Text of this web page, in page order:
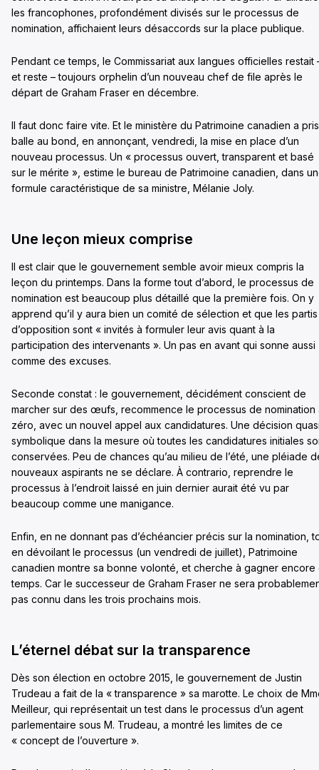
les francophones, profondément divisés sur le processus de
nomination, affichaient leurs désaccords sur la place publique.
Pendant ce temps, le Commissariat aux langues officielles restait
et reste – toujours orphelin d’un nouveau chef de file après le
départ de Graham Fraser en décembre.
Il faut donc faire vite. Et le ministère du Patrimoine canadien a
balle au bond, en annonçant, vendredi, la mise en place d’un
nouveau processus. Un « processus ouvert, transparent et basé
sur le mérite », estime le bureau de Patrimoine canadien, dans
formule caractéristique de sa ministre, Mélanie Joly.
Une leçon mieux comprise
Il est clair que le gouvernement semble avoir mieux compris la
leçon du printemps. Dans la forme tout d’abord, le processus de
nomination est beaucoup plus détaillé que la première fois. On y
apprend qu’il y aura bien un comité de sélection et que les partis
d’opposition sont « invités à formuler leur avis quant à la
participation des intervenants ». Un pas en avant qui sonne aussi
comme des excuses.
Seconde constat : le gouvernement, décidément conscient de
marcher sur des œufs, recommence le processus de nomination
zéro, avec un nouvel appel aux candidatures. Une décision
symbolique dans la mesure où toutes les candidatures initiales
conservées. Peu de chances qu’au milieu de l’été, une pléiade
nouveaux aspirants ne se déclare. À contrario, reprendre le
processus à l’endroit laissé en juin dernier aurait été vu par
beaucoup comme une manigance.
Enfin, en ne donnant pas d’échéancier précis sur la nomination,
en dévoilant le processus (un vendredi de juillet), Patrimoine
canadien montre sa bonne volonté, et cherche à gagner encore
temps. Car le successeur de Graham Fraser ne sera
pas connu dans les trois prochains mois.
L’éternel débat sur la transparence
Dès son élection en octobre 2015, le gouvernement de Justin
Trudeau a fait de la « transparence » sa marotte. Le choix de
Meilleur, qui représentait un test dans le processus d’un agent
parlementaire sous M. Trudeau, a montré les limites de ce
« concept de l’ouverture ».